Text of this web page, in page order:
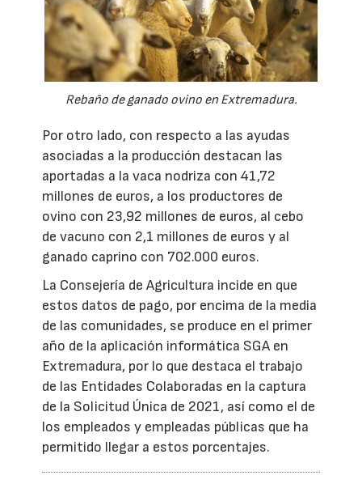
Rebaño de ganado ovino en Extremadura.
Por otro lado, con respecto a las ayudas
asociadas a la producción destacan las
aportadas a la vaca nodriza con 41,72
millones de euros, a los productores de
ovino con 23,92 millones de euros, al cebo
de vacuno con 2,1 millones de euros y al
ganado caprino con 702.000 euros.
La Consejería de Agricultura incide en que
estos datos de pago, por encima de la media
de las comunidades, se produce en el primer
año de la aplicación informática SGA en
Extremadura, por lo que destaca el trabajo
de las Entidades Colaboradas en la captura
de la Solicitud Única de 2021, así como el de
los empleados y empleadas públicas que ha
permitido llegar a estos porcentajes.